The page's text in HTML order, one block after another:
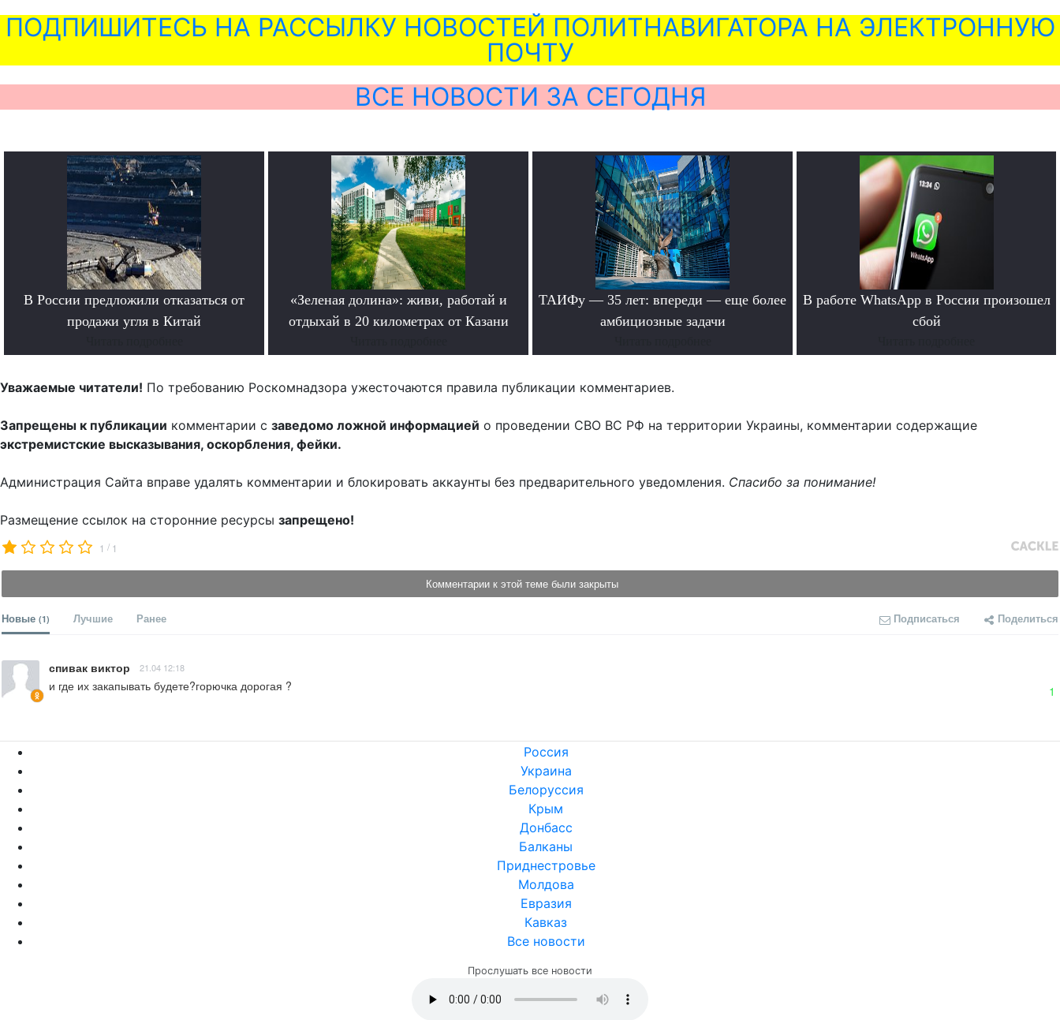
ПОДПИШИТЕСЬ НА РАССЫЛКУ НОВОСТЕЙ ПОЛИТНАВИГАТОРА НА ЭЛЕКТРОННУЮ
ПОЧТУ
ВСЕ НОВОСТИ ЗА СЕГОДНЯ
В России предложили отказаться от
продажи угля в Китай
«Зеленая долина»: живи, работай и
отдыхай в 20 километрах от Казани
ТАИФу — 35 лет: впереди — еще более
амбициозные задачи
В работе WhatsApp в России произошел
сбой
Уважаемые читатели! По требованию Роскомнадзора ужесточаются правила публикации комментариев.
Запрещены к публикации комментарии с заведомо ложной информацией о проведении СВО ВС РФ на территории Украины, комментарии содержащие
экстремистские высказывания, оскорбления, фейки.
Администрация Сайта вправе удалять комментарии и блокировать аккаунты без предварительного уведомления. Спасибо за понимание!
Размещение ссылок на сторонние ресурсы запрещено!
1 / 1
Комментарии к этой теме были закрыты
Новые (1) Лучшие Ранее Подписаться Поделиться
спивак виктор 21.04 12:18
и где их закапывать будете?горючка дорогая ? 1
Россия
Украина
Белоруссия
Крым
Донбасс
Балканы
Приднестровье
Молдова
Евразия
Кавказ
Все новости
Прослушать все новости